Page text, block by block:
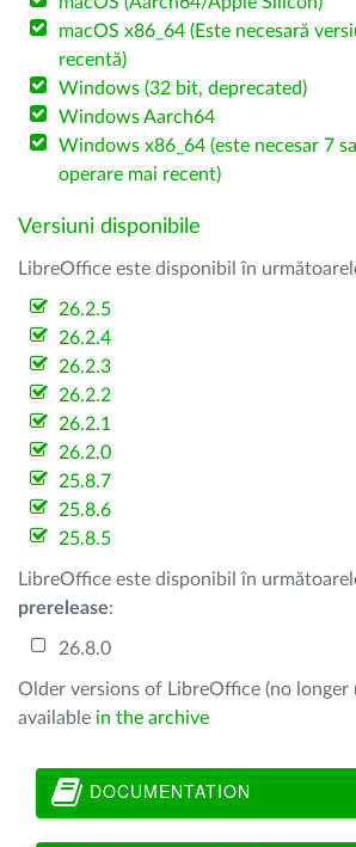
macOS x86_64 (Este necesară
recentă)
Windows (32 bit, deprecated)
Windows Aarch64
Windows x86_64 (este necesar 7
operare mai recent)
Versiuni disponibile
LibreOffice este disponibil în
26.2.5
26.2.4
26.2.3
26.2.2
26.2.1
26.2.0
25.8.7
25.8.6
25.8.5
LibreOffice este disponibil în
prerelease:
26.8.0
Older versions of LibreOffice (no longer
available in the archive
DOCUMENTATION